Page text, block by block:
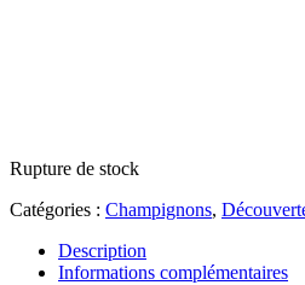
Rupture de stock
Catégories : Champignons,
Description
Informations complémentaires